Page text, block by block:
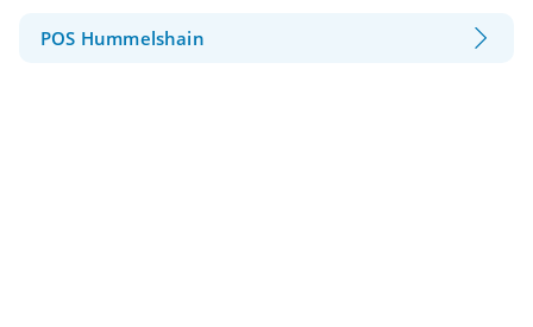
POS Hummelshain